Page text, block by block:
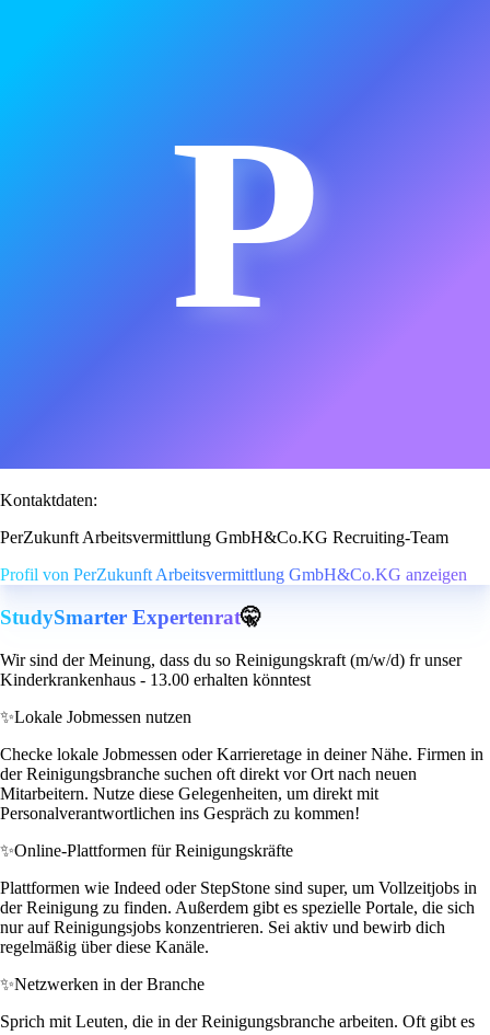
P
Kontaktdaten:
PerZukunft Arbeitsvermittlung GmbH&Co.KG Recruiting-Team
Profil von PerZukunft Arbeitsvermittlung GmbH&Co.KG anzeigen
StudySmarter Expertenrat🤫
Wir sind der Meinung, dass du so Reinigungskraft (m/w/d) fr unser
Kinderkrankenhaus - 13.00 erhalten könntest
✨Lokale Jobmessen nutzen
Checke lokale Jobmessen oder Karrieretage in deiner Nähe. Firmen in
der Reinigungsbranche suchen oft direkt vor Ort nach neuen
Mitarbeitern. Nutze diese Gelegenheiten, um direkt mit
Personalverantwortlichen ins Gespräch zu kommen!
✨Online-Plattformen für Reinigungskräfte
Plattformen wie Indeed oder StepStone sind super, um Vollzeitjobs in
der Reinigung zu finden. Außerdem gibt es spezielle Portale, die sich
nur auf Reinigungsjobs konzentrieren. Sei aktiv und bewirb dich
regelmäßig über diese Kanäle.
✨Netzwerken in der Branche
Sprich mit Leuten, die in der Reinigungsbranche arbeiten. Oft gibt es